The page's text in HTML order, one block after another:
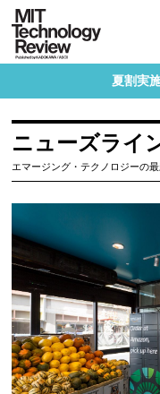
夏割実
ニューズライ
エマージング・テクノロジーの最